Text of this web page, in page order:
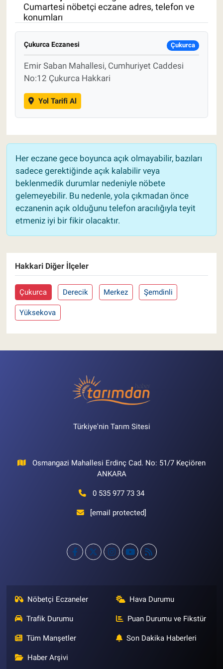
Cumartesi nöbetçi eczane adres, telefon ve
konumları
Çukurca Eczanesi Çukurca
Emir Saban Mahallesi, Cumhuriyet Caddesi
No:12 Çukurca Hakkari
Yol Tarifi Al
Her eczane gece boyunca açık olmayabilir, bazıları
sadece gerektiğinde açık kalabilir veya
beklenmedik durumlar nedeniyle nöbete
gelemeyebilir. Bu nedenle, yola çıkmadan önce
eczanenin açık olduğunu telefon aracılığıyla teyit
etmeniz iyi bir fikir olacaktır.
Hakkari Diğer İlçeler
Çukurca Derecik Merkez Şemdinli
Yüksekova
Türkiye'nin Tarım Sitesi
Osmangazi Mahallesi Erdinç Cad. No: 51/7 Keçiören
ANKARA
0 535 977 73 34
[email protected]
Nöbetçi Eczaneler Hava Durumu
Trafik Durumu Puan Durumu ve Fikstür
Tüm Manşetler Son Dakika Haberleri
Haber Arşivi
Pankobirlik
Et fiyatları
Tarım Bilgisi
Yetiştirici Soruyor
Dünyada Tarım
Üretici Birlikleri
Şeker ve Şekerli Mamüller
Tahıllar ve Baklagiller
Tohum